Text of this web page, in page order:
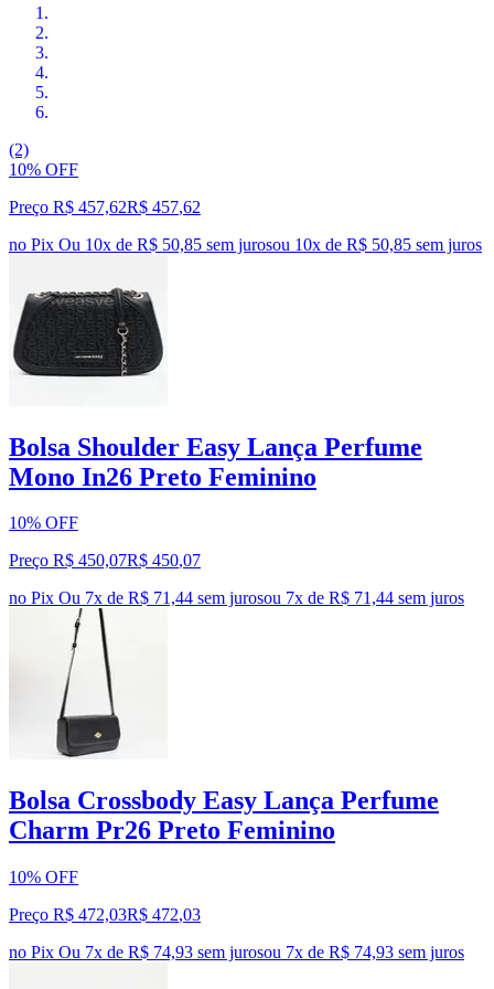
(2)
10% OFF
Preço R$ 457,62R$ 457,62
no Pix Ou 10x de R$ 50,85 sem jurosou 10x de R$ 50,85 sem juros
Bolsa Shoulder Easy Lança Perfume
Mono In26 Preto Feminino
10% OFF
Preço R$ 450,07R$ 450,07
no Pix Ou 7x de R$ 71,44 sem jurosou 7x de R$ 71,44 sem juros
Bolsa Crossbody Easy Lança Perfume
Charm Pr26 Preto Feminino
10% OFF
Preço R$ 472,03R$ 472,03
no Pix Ou 7x de R$ 74,93 sem jurosou 7x de R$ 74,93 sem juros